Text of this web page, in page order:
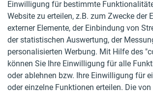
Einwilligung für bestimmte
Website zu erteilen, z.B. zum Zwecke der
externer Elemente, der Einbindung von
der statistischen Auswertung, der
personalisierten Werbung. Mit Hilfe des
können Sie Ihre Einwilligung für alle
oder ablehnen bzw. Ihre Einwilligung für
oder einzelne Funktionen erteilen. Die von